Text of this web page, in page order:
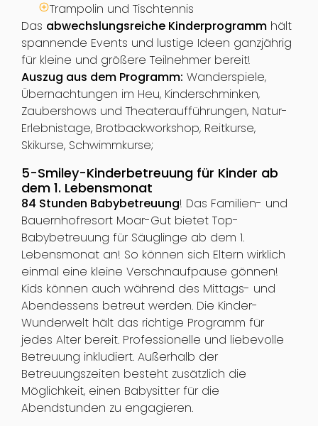
Trampolin und Tischtennis
Das abwechslungsreiche Kinderprogrammhält
spannende Events und lustige Ideen ganzjährig
für kleine und größere Teilnehmer bereit!
Auszug aus dem Programm: Wanderspiele,
Übernachtungen im Heu, Kinderschminken,
Zaubershows und Theateraufführungen, Natur-
Erlebnistage, Brotbackworkshop, Reitkurse,
Skikurse, Schwimmkurse;
5-Smiley-Kinderbetreuung für Kinder ab
dem 1. Lebensmonat
84 Stunden Babybetreuung! Das Familien- und
Bauernhofresort Moar-Gut bietet Top-
Babybetreuung für Säuglinge ab dem 1.
Lebensmonat an! So können sich Eltern wirklich
einmal eine kleine Verschnaufpause gönnen!
Kids können auch während des Mittags- und
Abendessens betreut werden. Die Kinder-
Wunderwelt hält das richtige Programm für
jedes Alter bereit. Professionelle und liebevolle
Betreuung inkludiert. Außerhalb der
Betreuungszeiten besteht zusätzlich die
Möglichkeit, einen Babysitter für die
Abendstunden zu engagieren.